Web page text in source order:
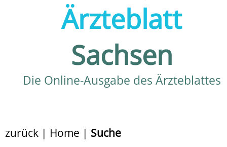
Ärzteblatt
Sachsen
Die Online-Ausgabe des Ärzteblattes
zurück | Home | Suche